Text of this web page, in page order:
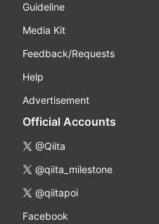
Guideline
Media Kit
Feedback/Requests
Help
Advertisement
Official Accounts
@Qiita
@qiita_milestone
@qiitapoi
Facebook